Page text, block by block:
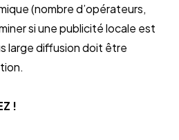
(nombre d’opérateurs,
si une publicité locale est
large diffusion doit être
!